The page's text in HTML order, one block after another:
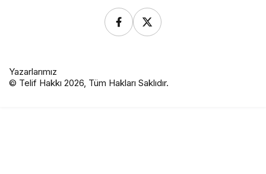
Yazarlarımız
© Telif Hakkı 2026, Tüm Hakları Saklıdır.